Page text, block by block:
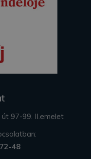
97-99. II.emelet
48